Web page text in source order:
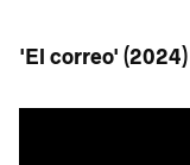
'El correo' (2024)